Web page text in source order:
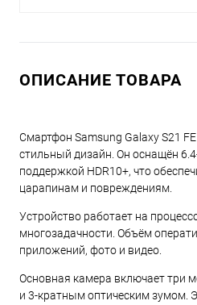
ОПИСАНИЕ ТОВАРА
Смартфон Samsung Galaxy S21
стильный дизайн. Он оснащён
поддержкой HDR10+, что
царапинам и повреждениям.
Устройство работает на
многозадачности. Объём
приложений, фото и видео.
Основная камера включает три
и 3-кратным оптическим зумом.